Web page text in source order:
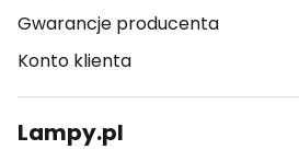
Gwarancje producenta
Konto klienta
Lampy.pl